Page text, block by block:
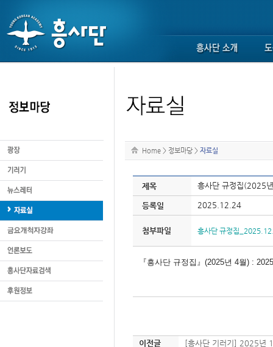
Home > 정보마당 > 자료실
제목 흥사단 규정집(2025
등록일 2025.12.24
첨부파일 흥사단 규정집
『흥사단 규정집』(2025년 4월) :
이전글 [흥사단 기러기] 2025년